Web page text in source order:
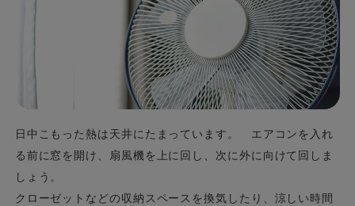
日中こもった熱は天井にたまっています。 エアコンを入れ
る前に窓を開け、扇風機を上に回し、次に外に向けて回しま
しょう。
クローゼットなどの収納スペースを換気したり、涼しい時間